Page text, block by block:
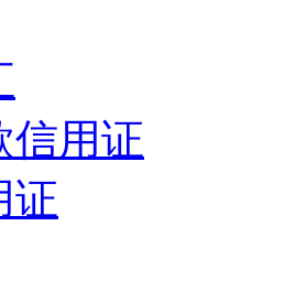
信用证
证